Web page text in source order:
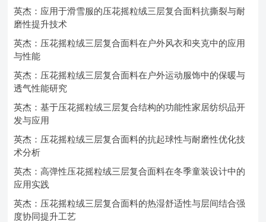
英杰：应用于滑雪服的压花摇粒绒三层复合面料抗撕裂与耐
磨性提升技术
英杰：压花摇粒绒三层复合面料在户外风衣和夹克中的应用
与性能
英杰：压花摇粒绒三层复合面料在户外运动服饰中的保暖与
透气性能研究
英杰：基于压花摇粒绒三层复合结构的功能性家居纺织品开
发与应用
英杰：压花摇粒绒三层复合面料的抗起球性与耐磨性优化技
术分析
英杰：高弹性压花摇粒绒三层复合面料在冬季童装设计中的
应用实践
英杰：压花摇粒绒三层复合面料的热湿舒适性与层间结合强
度协同提升工艺